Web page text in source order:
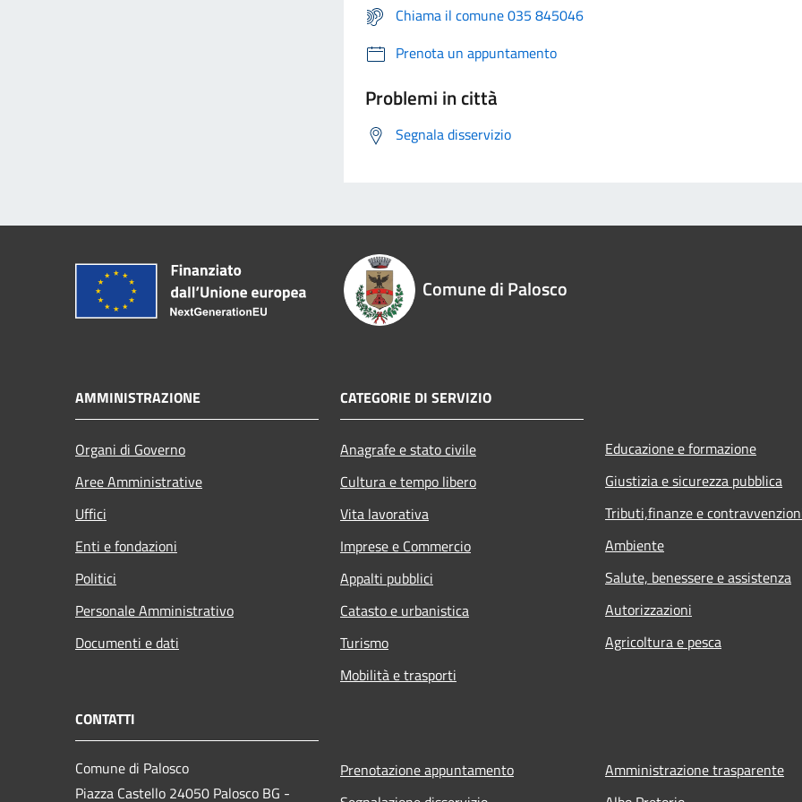
Chiama il comune 035 845046
Prenota un appuntamento
Problemi in città
Segnala disservizio
Comune di Palosco
AMMINISTRAZIONE
Organi di Governo
Aree Amministrative
Uffici
Enti e fondazioni
Politici
Personale Amministrativo
Documenti e dati
CATEGORIE DI SERVIZIO
Anagrafe e stato civile
Cultura e tempo libero
Vita lavorativa
Imprese e Commercio
Appalti pubblici
Catasto e urbanistica
Turismo
Mobilità e trasporti
Educazione e formazione
Giustizia e sicurezza pubblica
Tributi,finanze e
Ambiente
Salute, benessere e assistenza
Autorizzazioni
Agricoltura e pesca
CONTATTI
Comune di Palosco
Piazza Castello 24050 Palosco BG -
Prenotazione appuntamento
Amministrazione trasparente